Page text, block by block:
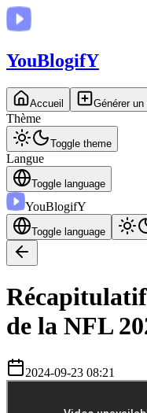
YouBlogifY
Accueil Générer un
Thème
Toggle theme
Langue
Toggle language
YouBlogifY
Toggle language
de la NFL
2024-09-23 08:21